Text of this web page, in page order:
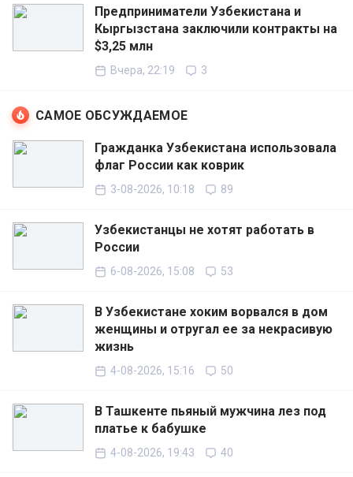
Предприниматели Узбекистана и
Кыргызстана заключили контракты на
$3,25 млн
Вчера, 22:19 3
САМОЕ ОБСУЖДАЕМОЕ
Гражданка Узбекистана использовала
флаг России как коврик
3-08-2026, 10:18 89
Узбекистанцы не хотят работать в
России
6-08-2026, 15:08 53
В Узбекистане хоким ворвался в дом
женщины и отругал ее за некрасивую
жизнь
4-08-2026, 15:16 50
В Ташкенте пьяный мужчина лез под
платье к бабушке
4-08-2026, 19:43 40